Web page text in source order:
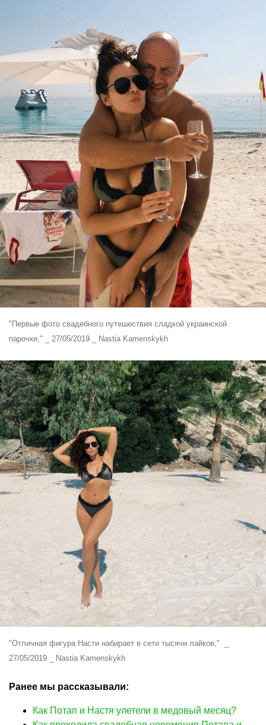
"Первые фото свадебного путешествия сладкой украинской
парочки," _ 27/05/2019 _ Nastia Kamenskykh
"Отличная фигура Насти набирает в сети тысячи лайков," _
27/05/2019 _ Nastia Kamenskykh
Ранее мы рассказывали:
Как Потап и Настя улетели в медовый месяц?